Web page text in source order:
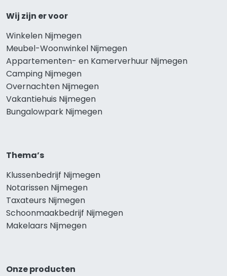
Wij zijn er voor
Winkelen Nijmegen
Meubel-Woonwinkel Nijmegen
Appartementen- en Kamerverhuur Nijmegen
Camping Nijmegen
Overnachten Nijmegen
Vakantiehuis Nijmegen
Bungalowpark Nijmegen
Thema’s
Klussenbedrijf Nijmegen
Notarissen Nijmegen
Taxateurs Nijmegen
Schoonmaakbedrijf Nijmegen
Makelaars Nijmegen
Onze producten